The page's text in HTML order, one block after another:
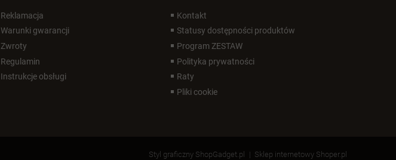
Reklamacja
Warunki gwarancji
Zwroty
Regulamin
Instrukcje obsługi
Kontakt
Statusy dostępności produktów
Program ZESTAW
Polityka prywatności
Raty
Pliki cookie
Styl graficzny ShopGadget.pl Sklep internetowy Shoper.pl